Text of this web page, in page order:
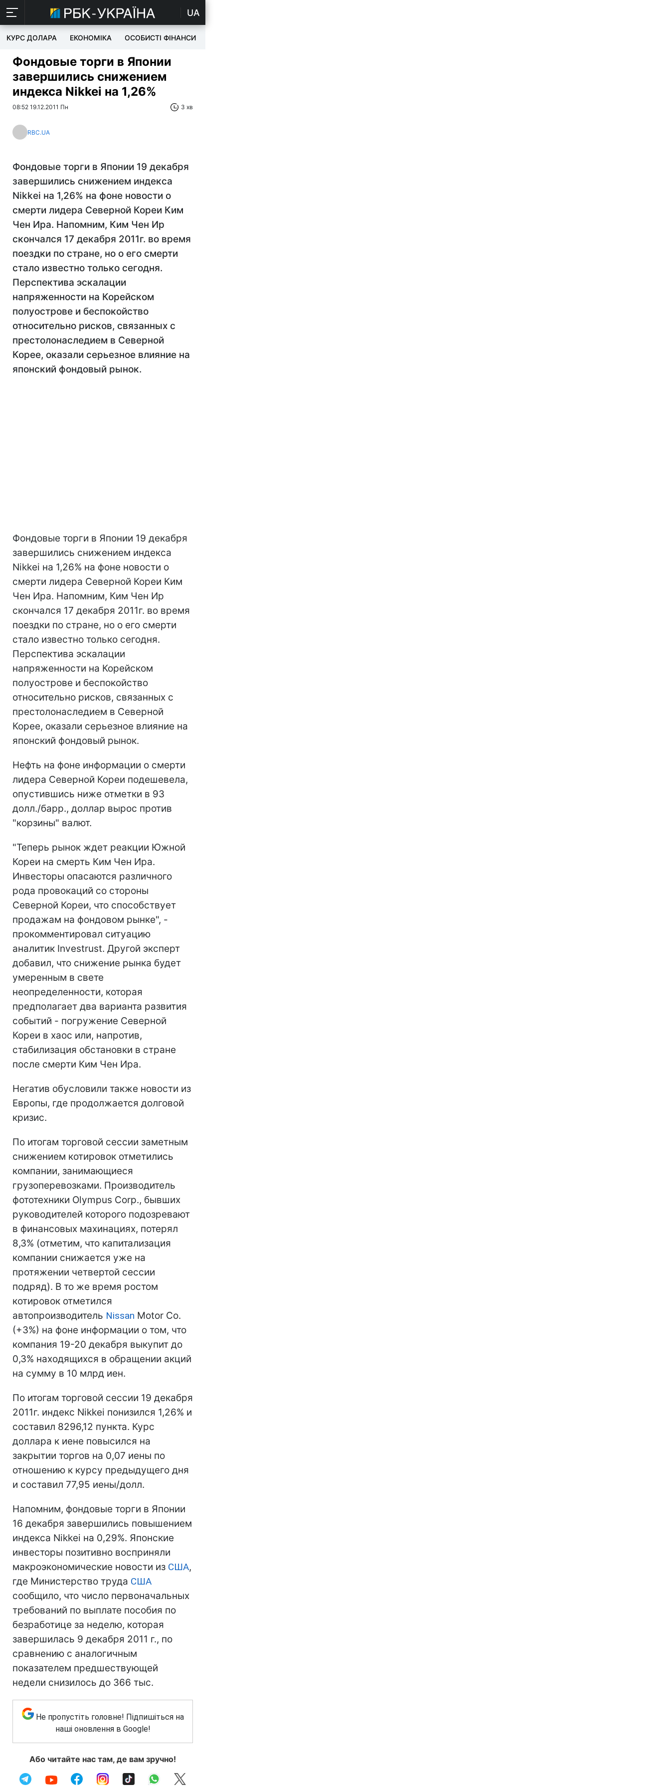
UA
КУРС ДОЛАРА ЕКОНОМІКА ОСОБИСТІ ФІНАНСИ
Фондовые торги в Японии
завершились снижением
индекса Nikkei на 1,26%
08:52 19.12.2011 Пн 3 хв
RBC.UA
Фондовые торги в Японии 19 декабря
завершились снижением индекса
Nikkei на 1,26% на фоне новости о
смерти лидера Северной Кореи Ким
Чен Ира. Напомним, Ким Чен Ир
скончался 17 декабря 2011г. во время
поездки по стране, но о его смерти
стало известно только сегодня.
Перспектива эскалации
напряженности на Корейском
полуострове и беспокойство
относительно рисков, связанных с
престолонаследием в Северной
Корее, оказали серьезное влияние на
японский фондовый рынок.
Фондовые торги в Японии 19 декабря
завершились снижением индекса
Nikkei на 1,26% на фоне новости о
смерти лидера Северной Кореи Ким
Чен Ира. Напомним, Ким Чен Ир
скончался 17 декабря 2011г. во время
поездки по стране, но о его смерти
стало известно только сегодня.
Перспектива эскалации
напряженности на Корейском
полуострове и беспокойство
относительно рисков, связанных с
престолонаследием в Северной
Корее, оказали серьезное влияние на
японский фондовый рынок.
Нефть на фоне информации о смерти
лидера Северной Кореи подешевела,
опустившись ниже отметки в 93
долл./барр., доллар вырос против
"корзины" валют.
"Теперь рынок ждет реакции Южной
Кореи на смерть Ким Чен Ира.
Инвесторы опасаются различного
рода провокаций со стороны
Северной Кореи, что способствует
продажам на фондовом рынке", -
прокомментировал ситуацию
аналитик Investrust. Другой эксперт
добавил, что снижение рынка будет
умеренным в свете
неопределенности, которая
предполагает два варианта развития
событий - погружение Северной
Кореи в хаос или, напротив,
стабилизация обстановки в стране
после смерти Ким Чен Ира.
Негатив обусловили также новости из
Европы, где продолжается долговой
кризис.
По итогам торговой сессии заметным
снижением котировок отметились
компании, занимающиеся
грузоперевозками. Производитель
фототехники Olympus Corp., бывших
руководителей которого подозревают
в финансовых махинациях, потерял
8,3% (отметим, что капитализация
компании снижается уже на
протяжении четвертой сессии
подряд). В то же время ростом
котировок отметился
автопроизводитель Nissan Motor Co.
(+3%) на фоне информации о том, что
компания 19-20 декабря выкупит до
0,3% находящихся в обращении акций
на сумму в 10 млрд иен.
По итогам торговой сессии 19 декабря
2011г. индекс Nikkei понизился 1,26% и
составил 8296,12 пункта. Курс
доллара к иене повысился на
закрытии торгов на 0,07 иены по
отношению к курсу предыдущего дня
и составил 77,95 иены/долл.
Напомним, фондовые торги в Японии
16 декабря завершились повышением
индекса Nikkei на 0,29%. Японские
инвесторы позитивно восприняли
макроэкономические новости из США,
где Министерство труда США
сообщило, что число первоначальных
требований по выплате пособия по
безработице за неделю, которая
завершилась 9 декабря 2011 г., по
сравнению с аналогичным
показателем предшествующей
недели снизилось до 366 тыс.
Не пропустіть головне! Підпишіться на
наші оновлення в Google!
Або читайте нас там, де вам зручно!